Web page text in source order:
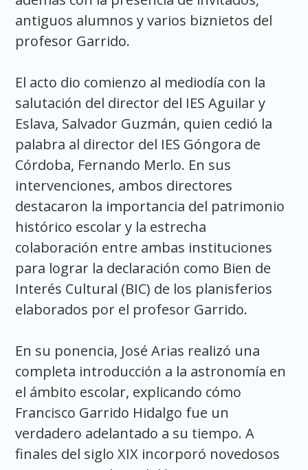
antiguos alumnos y varios biznietos del
profesor Garrido.
El acto dio comienzo al mediodía con la
salutación del director del IES Aguilar y
Eslava, Salvador Guzmán, quien cedió la
palabra al director del IES Góngora de
Córdoba, Fernando Merlo. En sus
intervenciones, ambos directores
destacaron la importancia del patrimonio
histórico escolar y la estrecha
colaboración entre ambas instituciones
para lograr la declaración como Bien de
Interés Cultural (BIC) de los planisferios
elaborados por el profesor Garrido.
En su ponencia, José Arias realizó una
completa introducción a la astronomía en
el ámbito escolar, explicando cómo
Francisco Garrido Hidalgo fue un
verdadero adelantado a su tiempo. A
finales del siglo XIX incorporó novedosos